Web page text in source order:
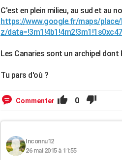
C'est en plein milieu, au sud et au
https://www.google.fr/maps/place/
z/
Les Canaries sont un archipel dont
Tu pars d'où ?
Commenter 0
Inconnu12
26 mai 2015 à 11:55